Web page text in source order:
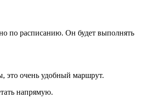
по расписанию. Он будет выполнять
это очень удобный маршрут.
напрямую.